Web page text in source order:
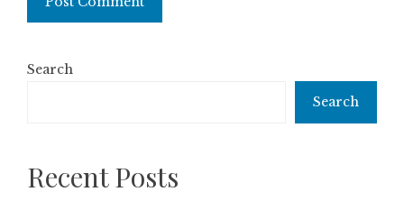
Search
Search
Recent Posts